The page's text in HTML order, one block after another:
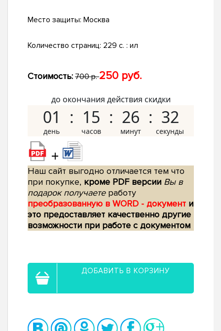
Место защиты: Москва
Количество страниц: 229 c. : ил
Стоимость: 700 р.250 руб.
до окончания действия скидки
01 15 26 31
+
Наш сайт выгодно отличается тем что
при покупке, кроме PDF версии Вы в
подарок получаетеработу
преобразованную в WORD - документ и
это предоставляет качественно другие
возможности при работе с документом
ДОБАВИТЬ В КОРЗИНУ